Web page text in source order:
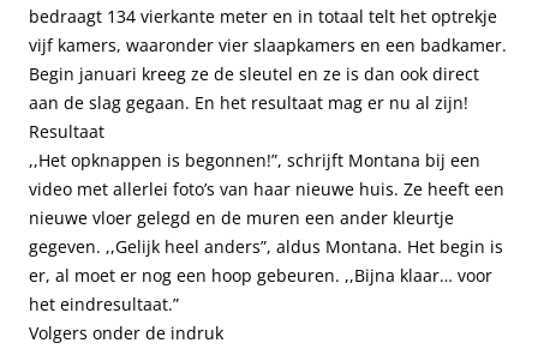
bedraagt 134 vierkante meter en in totaal telt het optrekje
vijf kamers, waaronder vier slaapkamers en een badkamer.
Begin januari kreeg ze de sleutel en ze is dan ook direct
aan de slag gegaan. En het resultaat mag er nu al zijn!
Resultaat
,,Het opknappen is begonnen!”, schrijft Montana bij een
video met allerlei foto’s van haar nieuwe huis. Ze heeft een
nieuwe vloer gelegd en de muren een ander kleurtje
gegeven. ,,Gelijk heel anders”, aldus Montana. Het begin is
er, al moet er nog een hoop gebeuren. ,,Bijna klaar… voor
het eindresultaat.”
Volgers onder de indruk